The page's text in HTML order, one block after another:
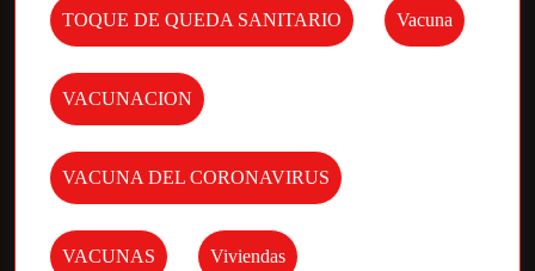
TOQUE DE QUEDA SANITARIO Vacuna
VACUNACION
VACUNA DEL CORONAVIRUS
VACUNAS Viviendas